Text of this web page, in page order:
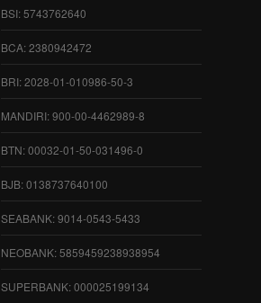
BSI: 5743762640
BCA: 2380942472
BRI: 2028-01-010986-50-3
MANDIRI: 900-00-4462989-8
BTN: 00032-01-50-031496-0
BJB: 0138737640100
SEABANK: 9014-0543-5433
NEOBANK: 5859459238938954
SUPERBANK: 000025199134